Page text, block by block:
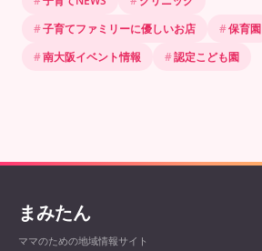
子育てファミリーに優しいお店
保育園
南大阪イベント情報
認定こども園
まみたん
ママのための地域情報サイト